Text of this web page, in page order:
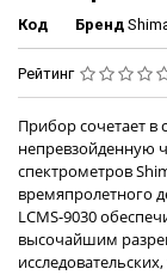
Код Бренд
Рейтинг
Прибор сочетает в
непревзойденную
спектрометров
времяпролетного
LCMS-9030
высочайшим